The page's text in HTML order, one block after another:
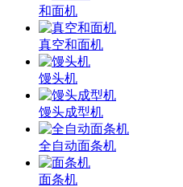
和面机
真空和面机
馒头机
馒头成型机
全自动面条机
面条机